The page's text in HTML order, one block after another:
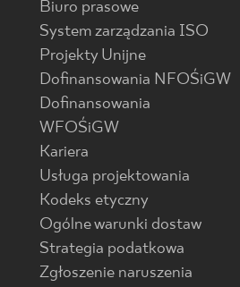
Biuro prasowe
System zarządzania ISO
Projekty Unijne
Dofinansowania NFOŚiGW
Dofinansowania
WFOŚiGW
Kariera
Usługa projektowania
Kodeks etyczny
Ogólne warunki dostaw
Strategia podatkowa
Zgłoszenie naruszenia